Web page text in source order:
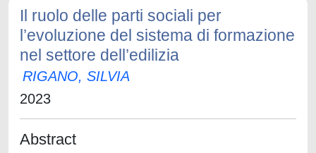
Il ruolo delle parti sociali per
l’evoluzione del sistema di formazione
nel settore dell’edilizia
RIGANO, SILVIA
2023
Abstract